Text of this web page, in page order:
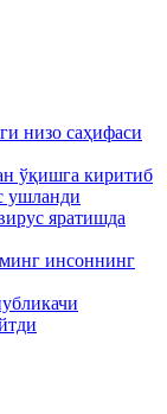
низо саҳифаси
ўқишга киритиб
ушланди
яратишда
инсоннинг